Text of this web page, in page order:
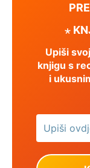
⋆
Upiši
knjigu s
i